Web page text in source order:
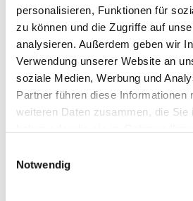
personalisieren, Funktionen für
zu können und die Zugriffe auf
analysieren. Außerdem geben wir
Verwendung unserer Website an
soziale Medien, Werbung und
Partner führen diese Informationen
weiteren Daten zusammen, die Sie
Notwendig
Dies könnte